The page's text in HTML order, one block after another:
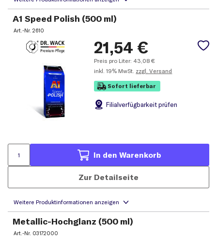
A1 Speed Polish (500 ml)
Art.-Nr.2610
21,54 €
Preis pro Liter: 43,08 €
inkl. 19% MwSt. zzgl. Versand
Sofort lieferbar
Filialverfügbarkeit prüfen
In den Warenkorb
Zur Detailseite
Metallic-Hochglanz (500 ml)
Art.-Nr. 03172000